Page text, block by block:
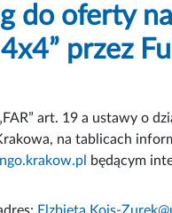
do oferty
przez
art. 19 a ustawy o
na tablicach
będącym
Elzbieta.Kois-